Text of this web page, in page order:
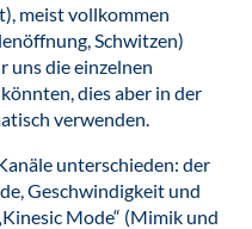
meist vollkommen
Schwitzen)
uns die einzelnen
dies aber in der
verwenden.
unterschieden: der
Geschwindigkeit und
Mode“ (Mimik und